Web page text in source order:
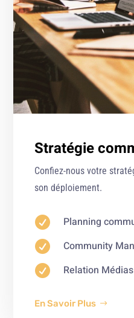
Stratégie
Confiez-nous votre
son déploiement.
 Planning
 Community
 Relation Médias
En Savoir Plus